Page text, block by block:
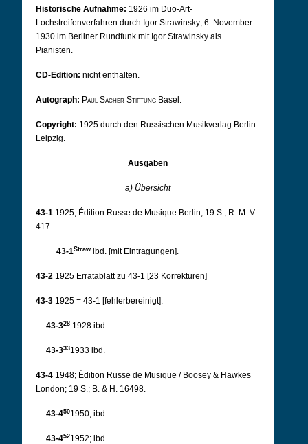
Historische Aufnahme: 1926 im Duo-Art-
Lochstreifenverfahren durch Igor Strawinsky; 6. November
1930 im Berliner Rundfunk mit Igor Strawinsky als
Pianisten.
CD-Edition: nicht enthalten.
Autograph: Paul Sacher Stiftung Basel.
Copyright: 1925 durch den Russischen Musikverlag Berlin-
Leipzig.
Ausgaben
a) Übersicht
43-1 1925; Édition Russe de Musique Berlin; 19 S.; R. M. V.
417.
43-1Straw ibd. [mit Eintragungen].
43-2 1925 Erratablatt zu 43-1 [23 Korrekturen]
43-3 1925 = 43-1 [fehlerbereinigt].
43-328 1928 ibd.
43-3331933 ibd.
43-4 1948; Édition Russe de Musique / Boosey & Hawkes
London; 19 S.; B. & H. 16498.
43-4501950; ibd.
43-4521952; ibd.